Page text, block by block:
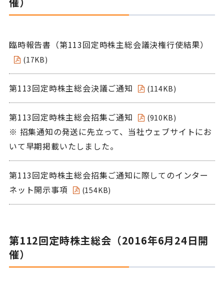
臨時報告書（第113回定時株主総会議決権行使結果）
(17KB)
第113回定時株主総会決議ご通知 (114KB)
第113回定時株主総会招集ご通知 (910KB)
※ 招集通知の発送に先立って、当社ウェブサイトにお
いて早期掲載いたしました。
第113回定時株主総会招集ご通知に際してのインター
ネット開示事項
(154KB)
第112回定時株主総会（2016年6月24日開
催）